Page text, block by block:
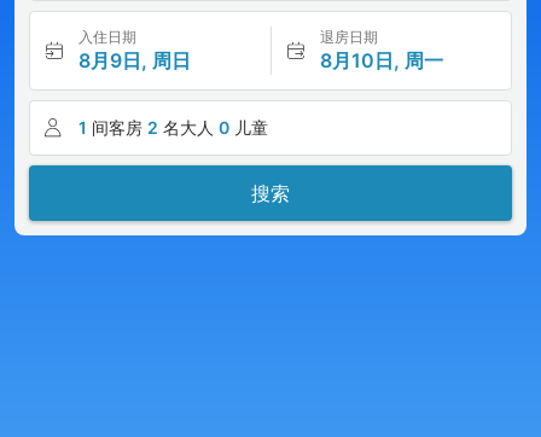
入住日期
8月9日, 周日
退房日期
8月10日, 周一
1 间客房 2 名大人 0 儿童
搜索